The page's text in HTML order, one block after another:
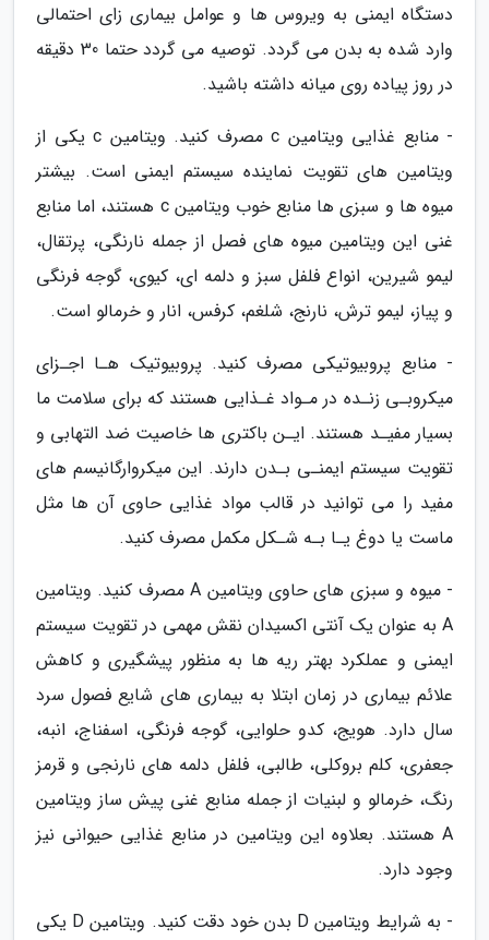
دستگاه ایمنی به ویروس ها و عوامل بیماری زای احتمالی
وارد شده به بدن می گردد. توصیه می گردد حتما 30 دقیقه
در روز پیاده روی میانه داشته باشید.
- منابع غذایی ویتامین c مصرف کنید. ویتامین c یکی از
ویتامین های تقویت نماینده سیستم ایمنی است. بیشتر
میوه ها و سبزی ها منابع خوب ویتامین c هستند، اما منابع
غنی این ویتامین میوه های فصل از جمله نارنگی، پرتقال،
لیمو شیرین، انواع فلفل سبز و دلمه ای، کیوی، گوجه فرنگی
و پیاز، لیمو ترش، نارنج، شلغم، کرفس، انار و خرمالو است.
- منابع پروبیوتیکی مصرف کنید. پروبیوتیک هـا اجـزای
میکروبـی زنـده در مـواد غـذایی هستند که برای سلامت ما
بسیار مفیـد هستند. ایـن باکتری ها خاصیت ضد التهابی و
تقویت سیستم ایمنـی بـدن دارند. این میکروارگانیسم های
مفید را می توانید در قالب مواد غذایی حاوی آن ها مثل
ماست یا دوغ یـا بـه شـکل مکمل مصرف کنید.
- میوه و سبزی های حاوی ویتامین A مصرف کنید. ویتامین
A به عنوان یک آنتی اکسیدان نقش مهمی در تقویت سیستم
ایمنی و عملکرد بهتر ریه ها به منظور پیشگیری و کاهش
علائم بیماری در زمان ابتلا به بیماری های شایع فصول سرد
سال دارد. هویج، کدو حلوایی، گوجه فرنگی، اسفناج، انبه،
جعفری، کلم بروکلی، طالبی، فلفل دلمه های نارنجی و قرمز
رنگ، خرمالو و لبنیات از جمله منابع غنی پیش ساز ویتامین
A هستند. بعلاوه این ویتامین در منابع غذایی حیوانی نیز
وجود دارد.
- به شرایط ویتامین D بدن خود دقت کنید. ویتامین D یکی